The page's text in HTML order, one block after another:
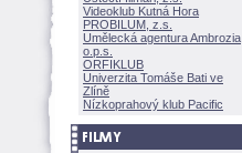
Videoklub Kutná Hora
PROBILUM, z.s.
Umělecká agentura Ambrozia
o.p.s.
ORFIKLUB
Univerzita Tomáše Bati ve
Zlíně
Nízkoprahový klub Pacific